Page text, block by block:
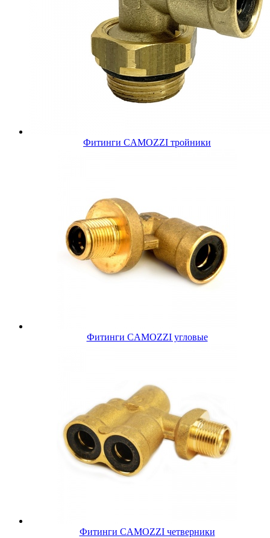
Фитинги CAMOZZI тройники
Фитинги CAMOZZI угловые
Фитинги CAMOZZI четверники